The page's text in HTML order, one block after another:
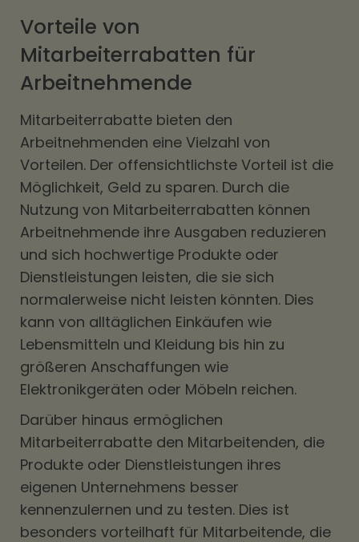
Vorteile von
Mitarbeiterrabatten für
Arbeitnehmende
Mitarbeiterrabatte bieten den
Arbeitnehmenden eine Vielzahl von
Vorteilen. Der offensichtlichste Vorteil ist die
Möglichkeit, Geld zu sparen. Durch die
Nutzung von Mitarbeiterrabatten können
Arbeitnehmende ihre Ausgaben reduzieren
und sich hochwertige Produkte oder
Dienstleistungen leisten, die sie sich
normalerweise nicht leisten könnten. Dies
kann von alltäglichen Einkäufen wie
Lebensmitteln und Kleidung bis hin zu
größeren Anschaffungen wie
Elektronikgeräten oder Möbeln reichen.
Darüber hinaus ermöglichen
Mitarbeiterrabatte den Mitarbeitenden, die
Produkte oder Dienstleistungen ihres
eigenen Unternehmens besser
kennenzulernen und zu testen. Dies ist
besonders vorteilhaft für Mitarbeitende, die